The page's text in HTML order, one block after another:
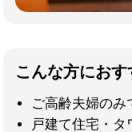
こんな方におす
ご高齢夫婦のみ
戸建て住宅・